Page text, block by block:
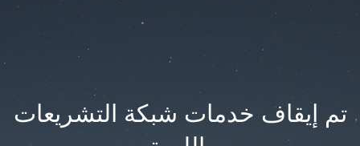
تم إيقاف خدمات شبكة التشريعات